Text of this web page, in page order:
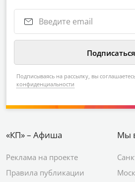
Подписываясь на рассылку, вы
конфиденциальности
«КП» – Афиша
Реклама на проекте
Правила публикации
Мы